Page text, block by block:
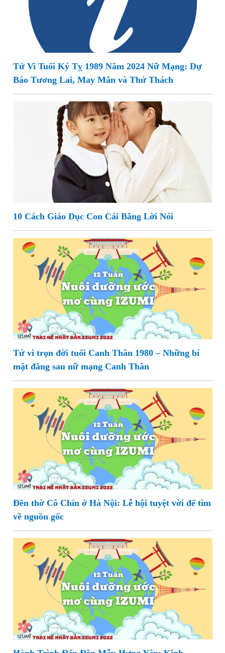
Tử Vi Tuổi Kỷ Tỵ 1989 Năm 2024 Nữ Mạng: Dự
Báo Tương Lai, May Mắn và Thử Thách
10 Cách Giáo Dục Con Cái Bằng Lời Nói
Tử vi trọn đời tuổi Canh Thân 1980 – Những bí
mật đằng sau nữ mạng Canh Thân
Đền thờ Cô Chín ở Hà Nội: Lễ hội tuyệt vời để tìm
về nguồn gốc